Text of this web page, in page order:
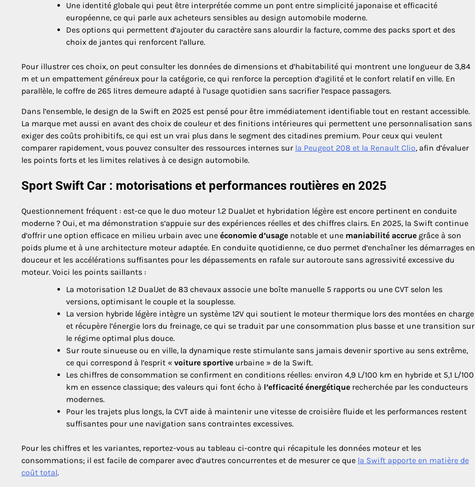
Une identité globale qui peut être interprétée comme un pont entre simplicité japonaise et efficacité
européenne, ce qui parle aux acheteurs sensibles au design automobile moderne.
Des options qui permettent d’ajouter du caractère sans alourdir la facture, comme des packs sport et des
choix de jantes qui renforcent l’allure.
Pour illustrer ces choix, on peut consulter les données de dimensions et d’habitabilité qui montrent une longueur de 3,84
m et un empattement généreux pour la catégorie, ce qui renforce la perception d’agilité et le confort relatif en ville. En
parallèle, le coffre de 265 litres demeure adapté à l’usage quotidien sans sacrifier l’espace passagers.
Dans l’ensemble, le design de la Swift en 2025 est pensé pour être immédiatement identifiable tout en restant accessible.
La marque met aussi en avant des choix de couleur et des finitions intérieures qui permettent une personnalisation sans
exiger des coûts prohibitifs, ce qui est un vrai plus dans le segment des citadines premium. Pour ceux qui veulent
comparer rapidement, vous pouvez consulter des ressources internes sur la Peugeot 208 et la Renault Clio, afin d’évaluer
les points forts et les limites relatives à ce design automobile.
Sport Swift Car : motorisations et performances routières en 2025
Questionnement fréquent : est-ce que le duo moteur 1.2 DualJet et hybridation légère est encore pertinent en conduite
moderne ? Oui, et ma démonstration s’appuie sur des expériences réelles et des chiffres clairs. En 2025, la Swift continue
d’offrir une option efficace en milieu urbain avec une économie d’usage notable et une maniabilité accrue grâce à son
poids plume et à une architecture moteur adaptée. En conduite quotidienne, ce duo permet d’enchaîner les démarrages en
douceur et les accélérations suffisantes pour les dépassements en rafale sur autoroute sans agressivité excessive du
moteur. Voici les points saillants :
La motorisation 1.2 DualJet de 83 chevaux associe une boîte manuelle 5 rapports ou une CVT selon les
versions, optimisant le couple et la souplesse.
La version hybride légère intègre un système 12V qui soutient le moteur thermique lors des montées en charge
et récupère l’énergie lors du freinage, ce qui se traduit par une consommation plus basse et une transition sur
le régime optimal plus douce.
Sur route sinueuse ou en ville, la dynamique reste stimulante sans jamais devenir sportive au sens extrême,
ce qui correspond à l’esprit « voiture sportive urbaine » de la Swift.
Les chiffres de consommation se confirment en conditions réelles: environ 4,9 L/100 km en hybride et 5,1 L/100
km en essence classique; des valeurs qui font écho à l’efficacité énergétique recherchée par les conducteurs
modernes.
Pour les trajets plus longs, la CVT aide à maintenir une vitesse de croisière fluide et les performances restent
suffisantes pour une navigation sans contraintes excessives.
Pour les chiffres et les variantes, reportez-vous au tableau ci-contre qui récapitule les données moteur et les
consommations; il est facile de comparer avec d’autres concurrentes et de mesurer ce que la Swift apporte en matière de
coût total.